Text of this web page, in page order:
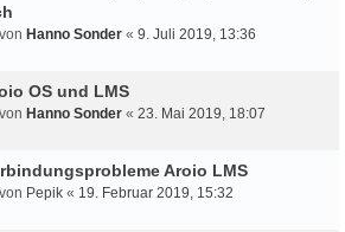
Hanno Sonder « 9. Juli 2019, 13:36
OS und LMS
Hanno Sonder « 23. Mai 2019, 18:07
Aroio LMS
Pepik « 19. Februar 2019, 15:32